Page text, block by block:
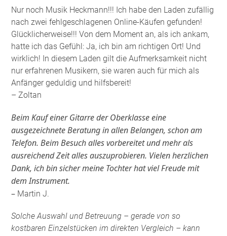
Nur noch Musik Heckmann!!! Ich habe den Laden zufällig
nach zwei fehlgeschlagenen Online-Käufen gefunden!
Glücklicherweise!!! Von dem Moment an, als ich ankam,
hatte ich das Gefühl: Ja, ich bin am richtigen Ort! Und
wirklich! In diesem Laden gilt die Aufmerksamkeit nicht
nur erfahrenen Musikern, sie waren auch für mich als
Anfänger geduldig und hilfsbereit!
– Zoltan
Beim Kauf einer Gitarre der Oberklasse eine
ausgezeichnete Beratung in allen Belangen, schon am
Telefon. Beim Besuch alles vorbereitet und mehr als
ausreichend Zeit alles auszuprobieren. Vielen herzlichen
Dank, ich bin sicher meine Tochter hat viel Freude mit
dem Instrument.
– Martin J.
Solche Auswahl und Betreuung – gerade von so
kostbaren Einzelstücken im direkten Vergleich – kann